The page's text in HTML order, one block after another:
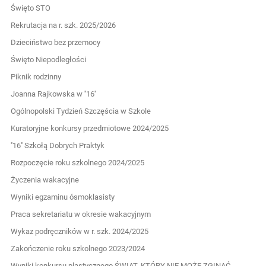
Święto STO
Rekrutacja na r. szk. 2025/2026
Dzieciństwo bez przemocy
Święto Niepodległości
Piknik rodzinny
Joanna Rajkowska w ''16''
Ogólnopolski Tydzień Szczęścia w Szkole
Kuratoryjne konkursy przedmiotowe 2024/2025
''16'' Szkołą Dobrych Praktyk
Rozpoczęcie roku szkolnego 2024/2025
Życzenia wakacyjne
Wyniki egzaminu ósmoklasisty
Praca sekretariatu w okresie wakacyjnym
Wykaz podręczników w r. szk. 2024/2025
Zakończenie roku szkolnego 2023/2024